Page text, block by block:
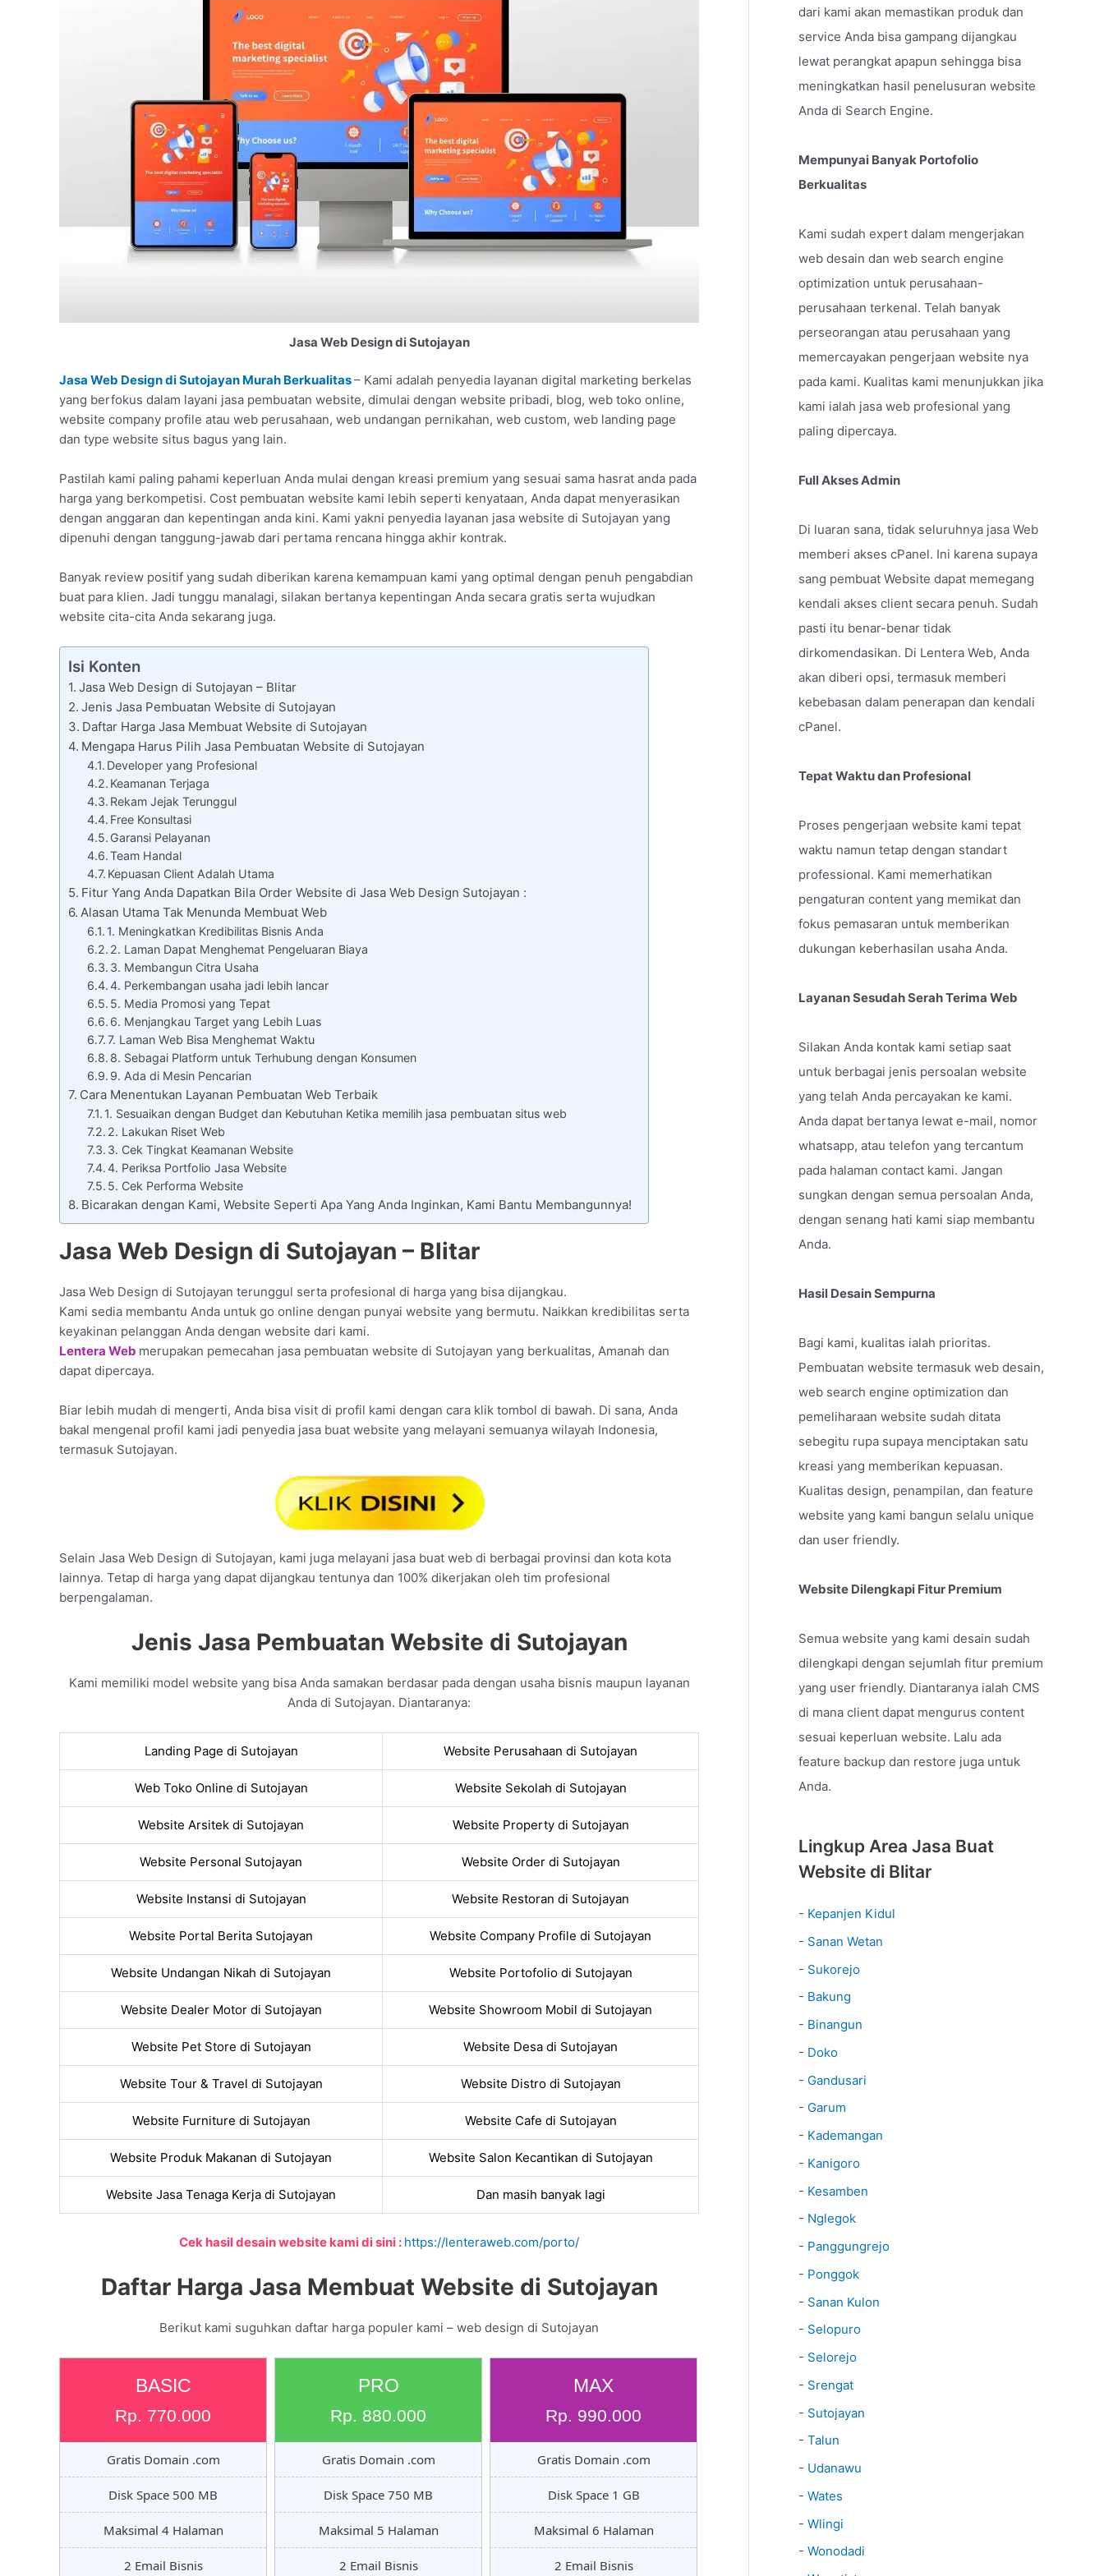
Jasa Web Design di Sutojayan
Jasa Web Design di Sutojayan Murah Berkualitas– Kami adalah penyedia layanan digital marketing berkelas
yang berfokus dalam layani jasa pembuatan website, dimulai dengan website pribadi, blog, web toko online,
website company profile atau web perusahaan, web undangan pernikahan, web custom, web landing page
dan type website situs bagus yang lain.
Pastilah kami paling pahami keperluan Anda mulai dengan kreasi premium yang sesuai sama hasrat anda pada
harga yang berkompetisi. Cost pembuatan website kami lebih seperti kenyataan, Anda dapat menyerasikan
dengan anggaran dan kepentingan anda kini. Kami yakni penyedia layanan jasa website di Sutojayan yang
dipenuhi dengan tanggung-jawab dari pertama rencana hingga akhir kontrak.
Banyak review positif yang sudah diberikan karena kemampuan kami yang optimal dengan penuh pengabdian
buat para klien. Jadi tunggu manalagi, silakan bertanya kepentingan Anda secara gratis serta wujudkan
website cita-cita Anda sekarang juga.
Isi Konten
Jasa Web Design di Sutojayan – Blitar
Jenis Jasa Pembuatan Website di Sutojayan
Daftar Harga Jasa Membuat Website di Sutojayan
Mengapa Harus Pilih Jasa Pembuatan Website di Sutojayan
Developer yang Profesional
Keamanan Terjaga
Rekam Jejak Terunggul
Free Konsultasi
Garansi Pelayanan
Team Handal
Kepuasan Client Adalah Utama
Fitur Yang Anda Dapatkan Bila Order Website di Jasa Web Design Sutojayan :
Alasan Utama Tak Menunda Membuat Web
1. Meningkatkan Kredibilitas Bisnis Anda
2. Laman Dapat Menghemat Pengeluaran Biaya
3. Membangun Citra Usaha
4. Perkembangan usaha jadi lebih lancar
5. Media Promosi yang Tepat
6. Menjangkau Target yang Lebih Luas
7. Laman Web Bisa Menghemat Waktu
8. Sebagai Platform untuk Terhubung dengan Konsumen
9. Ada di Mesin Pencarian
Cara Menentukan Layanan Pembuatan Web Terbaik
1. Sesuaikan dengan Budget dan Kebutuhan Ketika memilih jasa pembuatan situs web
2. Lakukan Riset Web
3. Cek Tingkat Keamanan Website
4. Periksa Portfolio Jasa Website
5. Cek Performa Website
Bicarakan dengan Kami, Website Seperti Apa Yang Anda Inginkan, Kami Bantu Membangunnya!
Jasa Web Design di Sutojayan – Blitar
Jasa Web Design di Sutojayan terunggul serta profesional di harga yang bisa dijangkau.
Kami sedia membantu Anda untuk go online dengan punyai website yang bermutu. Naikkan kredibilitas serta
keyakinan pelanggan Anda dengan website dari kami.
Lentera Web merupakan pemecahan jasa pembuatan website di Sutojayan yang berkualitas, Amanah dan
dapat dipercaya.
Biar lebih mudah di mengerti, Anda bisa visit di profil kami dengan cara klik tombol di bawah. Di sana, Anda
bakal mengenal profil kami jadi penyedia jasa buat website yang melayani semuanya wilayah Indonesia,
termasuk Sutojayan.
Selain Jasa Web Design di Sutojayan, kami juga melayani jasa buat web di berbagai provinsi dan kota kota
lainnya. Tetap di harga yang dapat dijangkau tentunya dan 100% dikerjakan oleh tim profesional
berpengalaman.
Jenis Jasa Pembuatan Website di Sutojayan
Kami memiliki model website yang bisa Anda samakan berdasar pada dengan usaha bisnis maupun layanan
Anda di Sutojayan. Diantaranya:
Landing Page di Sutojayan Website Perusahaan di Sutojayan
Web Toko Online di Sutojayan Website Sekolah di Sutojayan
Website Arsitek di Sutojayan Website Property di Sutojayan
Website Personal Sutojayan Website Order di Sutojayan
Website Instansi di Sutojayan Website Restoran di Sutojayan
Website Portal Berita Sutojayan Website Company Profile di Sutojayan
Website Undangan Nikah di Sutojayan Website Portofolio di Sutojayan
Website Dealer Motor di Sutojayan Website Showroom Mobil di Sutojayan
Website Pet Store di Sutojayan Website Desa di Sutojayan
Website Tour & Travel di Sutojayan Website Distro di Sutojayan
Website Furniture di Sutojayan Website Cafe di Sutojayan
Website Produk Makanan di Sutojayan Website Salon Kecantikan di Sutojayan
Website Jasa Tenaga Kerja di Sutojayan Dan masih banyak lagi
Cek hasil desain website kami di sini : https://lenteraweb.com/porto/
Daftar Harga Jasa Membuat Website di Sutojayan
Berikut kami suguhkan daftar harga populer kami – web design di Sutojayan
BASIC
Rp. 770.000
Gratis Domain .com
Disk Space 500 MB
Maksimal 4 Halaman
2 Email Bisnis
PRO
Rp. 880.000
Gratis Domain .com
Disk Space 750 MB
Maksimal 5 Halaman
2 Email Bisnis
MAX
Rp. 990.000
Gratis Domain .com
Disk Space 1 GB
Maksimal 6 Halaman
2 Email Bisnis
dari kami akan memastikan produk dan
service Anda bisa gampang dijangkau
lewat perangkat apapun sehingga bisa
meningkatkan hasil penelusuran website
Anda di Search Engine.
Mempunyai Banyak Portofolio
Berkualitas
Kami sudah expert dalam mengerjakan
web desain dan web search engine
optimization untuk perusahaan-
perusahaan terkenal. Telah banyak
perseorangan atau perusahaan yang
memercayakan pengerjaan website nya
pada kami. Kualitas kami menunjukkan jika
kami ialah jasa web profesional yang
paling dipercaya.
Full Akses Admin
Di luaran sana, tidak seluruhnya jasa Web
memberi akses cPanel. Ini karena supaya
sang pembuat Website dapat memegang
kendali akses client secara penuh. Sudah
pasti itu benar-benar tidak
dirkomendasikan. Di Lentera Web, Anda
akan diberi opsi, termasuk memberi
kebebasan dalam penerapan dan kendali
cPanel.
Tepat Waktu dan Profesional
Proses pengerjaan website kami tepat
waktu namun tetap dengan standart
professional. Kami memerhatikan
pengaturan content yang memikat dan
fokus pemasaran untuk memberikan
dukungan keberhasilan usaha Anda.
Layanan Sesudah Serah Terima Web
Silakan Anda kontak kami setiap saat
untuk berbagai jenis persoalan website
yang telah Anda percayakan ke kami.
Anda dapat bertanya lewat e-mail, nomor
whatsapp, atau telefon yang tercantum
pada halaman contact kami. Jangan
sungkan dengan semua persoalan Anda,
dengan senang hati kami siap membantu
Anda.
Hasil Desain Sempurna
Bagi kami, kualitas ialah prioritas.
Pembuatan website termasuk web desain,
web search engine optimization dan
pemeliharaan website sudah ditata
sebegitu rupa supaya menciptakan satu
kreasi yang memberikan kepuasan.
Kualitas design, penampilan, dan feature
website yang kami bangun selalu unique
dan user friendly.
Website Dilengkapi Fitur Premium
Semua website yang kami desain sudah
dilengkapi dengan sejumlah fitur premium
yang user friendly. Diantaranya ialah CMS
di mana client dapat mengurus content
sesuai keperluan website. Lalu ada
feature backup dan restore juga untuk
Anda.
Lingkup Area Jasa Buat
Website di Blitar
- Kepanjen Kidul
- Sanan Wetan
- Sukorejo
- Bakung
- Binangun
- Doko
- Gandusari
- Garum
- Kademangan
- Kanigoro
- Kesamben
- Nglegok
- Panggungrejo
- Ponggok
- Sanan Kulon
- Selopuro
- Selorejo
- Srengat
- Sutojayan
- Talun
- Udanawu
- Wates
- Wlingi
- Wonodadi